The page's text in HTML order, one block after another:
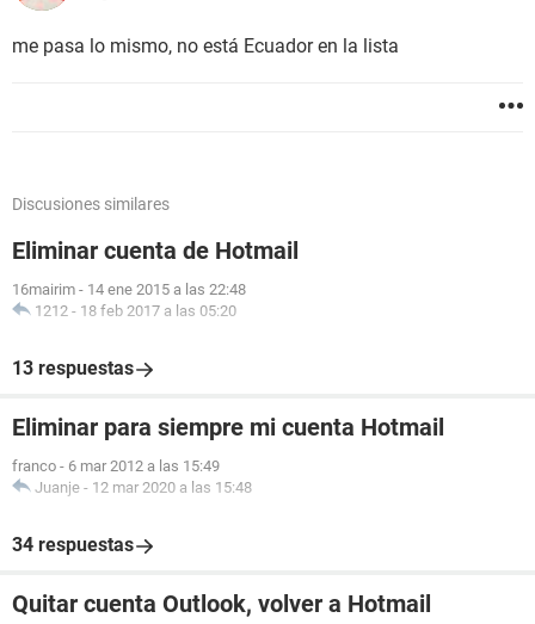
me pasa lo mismo, no está Ecuador en la lista
Discusiones similares
Eliminar cuenta de Hotmail
16mairim - 14 ene 2015 a las 22:48
1212 - 18 feb 2017 a las 05:20
13 respuestas
Eliminar para siempre mi cuenta Hotmail
franco - 6 mar 2012 a las 15:49
Juanje - 12 mar 2020 a las 15:48
34 respuestas
Quitar cuenta Outlook, volver a Hotmail